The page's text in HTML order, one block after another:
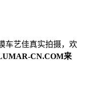
车艺佳真实拍摄，欢
CN.COM来